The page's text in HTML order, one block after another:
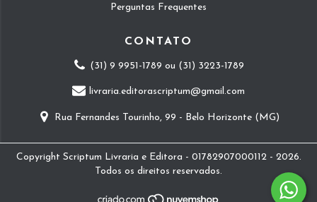
Perguntas Frequentes
CONTATO
(31) 9 9951-1789 ou (31) 3223-1789
livraria.editorascriptum@gmail.com
Rua Fernandes Tourinho, 99 - Belo Horizonte (MG)
Copyright Scriptum Livraria e Editora - 01782907000112 - 2026.
Todos os direitos reservados.